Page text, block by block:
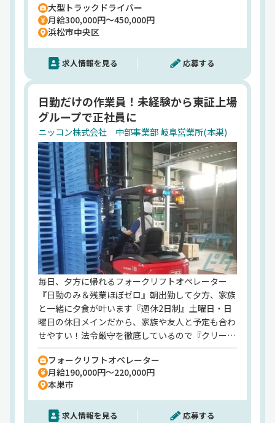
もしっかり》周りとの予定も合わせやすく、家族旅
行にも行けちゃいますよ♪《東証プライム上場の大
手グループ》家族も安心の環境！生涯安定して働け
ますよ◎
大型トラックドライバー
月給300,000円～450,000円
浜松市中央区
求人情報を見る 応募する
日勤だけの作業員！未経験から東証上場
グループで正社員に
ニッコン株式会社 中部事業部 岐阜営業所(本巣)
毎日、夕方に帰れるフォークリフトオペレーター
『日勤のみ＆残業ほぼゼロ』朝出勤して夕方、家族
と一緒に夕食が叶います『週休2日制』土曜日・日
曜日の休日メインだから、家族や友人と予定も合わ
せやすい！法令厳守を徹底しているので『クリーン
わえて安定もGET！【従業員数は4000名以上！東
証プライム上場ニッコンHDグループ】地元で『大
手企業の正社員』に！『同業からの転職多数』フォ
ークリフト作業の経験者にも選ばれています
◎【web面接も対応可能！】
フォークリフトオペレーター
月給190,000円～220,000円
本巣市
求人情報を見る 応募する